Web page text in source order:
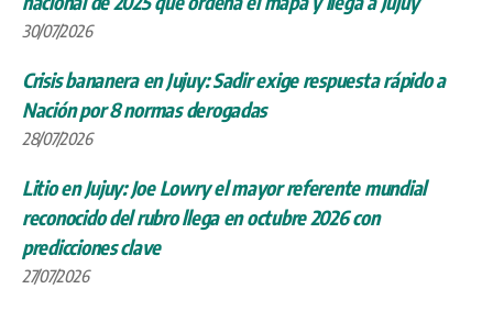
30/07/2026
Crisis bananera en Jujuy: Sadir exige respuesta rápido a
Nación por 8 normas derogadas
28/07/2026
Litio en Jujuy: Joe Lowry el mayor referente mundial
reconocido del rubro llega en octubre 2026 con
predicciones clave
27/07/2026